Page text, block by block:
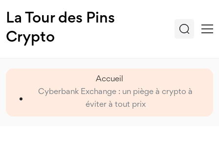
La Tour des Pins
Crypto
Accueil
Cyberbank Exchange : un piège à crypto à
éviter à tout prix